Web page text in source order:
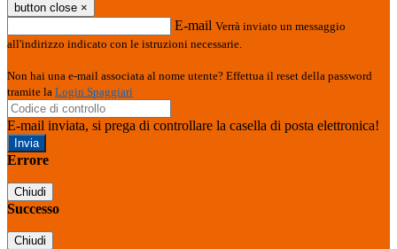
button close ×
E-mail Verrà inviato un messaggio
all'indirizzo indicato con le istruzioni necessarie.
Non hai una e-mail associata al nome utente? Effettua il reset della password
tramite la Login Spaggiari
E-mail inviata, si prega di controllare la casella di posta elettronica!
Errore
Chiudi
Successo
Chiudi